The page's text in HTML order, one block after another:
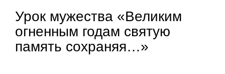
Урок мужества «Великим
огненным годам святую
память сохраняя…»